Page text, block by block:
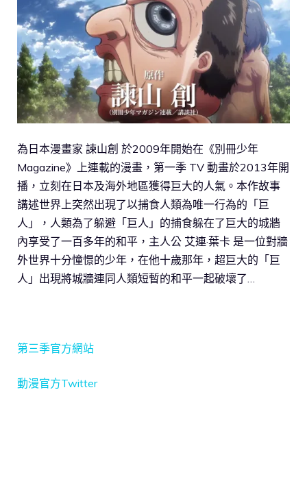
為日本漫畫家 諫山創 於2009年開始在《別冊少年
Magazine》上連載的漫畫，第一季 TV 動畫於2013年開
播，立刻在日本及海外地區獲得巨大的人氣。本作故事
講述世界上突然出現了以捕食人類為唯一行為的「巨
人」，人類為了躲避「巨人」的捕食躲在了巨大的城牆
內享受了一百多年的和平，主人公 艾連·葉卡 是一位對牆
外世界十分憧憬的少年，在他十歲那年，超巨大的「巨
人」出現將城牆連同人類短暫的和平一起破壞了…
第三季官方網站
動漫官方Twitter